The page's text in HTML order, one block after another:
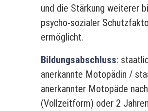
und die Stärkung weiterer
psycho-sozialer
ermöglicht.
Bildungsabschluss:
anerkannte Motopädin /
anerkannter Motopäde
(Vollzeitform) oder 2 Jahren